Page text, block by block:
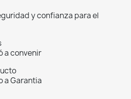
y confianza para el
a convenir
a Garantia